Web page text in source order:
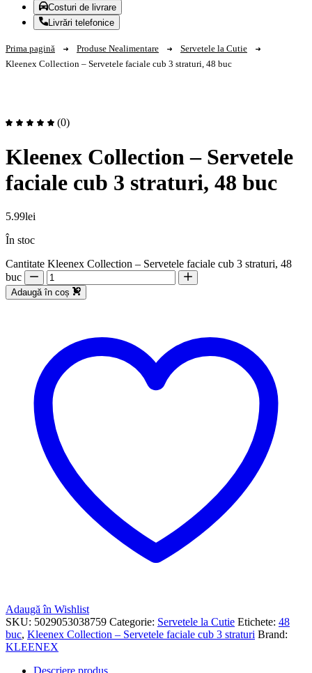
Costuri de livrare
Livrări telefonice
Prima pagină Produse Nealimentare
Servetele la Cutie
Kleenex Collection – Servetele faciale cub 3 straturi, 48 buc
(0)
Kleenex Collection – Servetele
faciale cub 3 straturi, 48 buc
5.99lei
În stoc
Cantitate Kleenex Collection – Servetele faciale cub 3 straturi, 48
buc
Adaugă în coș
Adaugă în Wishlist
SKU: 5029053038759 Categorie: Servetele la Cutie Etichete: 48
buc, Kleenex Collection – Servetele faciale cub 3 straturi Brand:
KLEENEX